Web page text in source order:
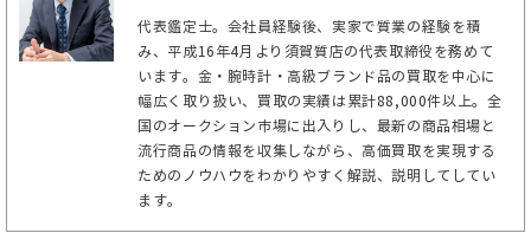
代表鑑定士。会社員経験後、実家で質業の経験を積
み、平成16年4月より須賀質店の代表取締役を務めて
います。金・腕時計・高級ブランド品の買取を中心に
幅広く取り扱い、買取の実績は累計88,000件以上。全
国のオークション市場に出入りし、最新の商品相場と
流行商品の情報を収集しながら、高価買取を実現する
ためのノウハウをわかりやすく解説、説明してしてい
ます。